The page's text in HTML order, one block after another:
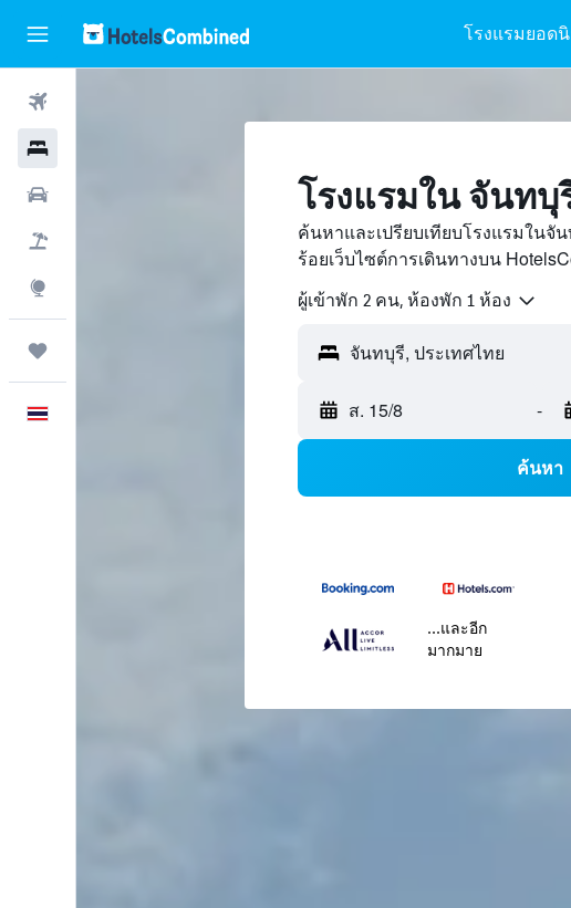
โรงแรมยอด
โรงแรมใน จันทบุ
ค้นหาและเปรียบเทียบโรงแรมในจั
ร้อยเว็บไซต์การเดินทางบน
ผู้เข้าพัก 2 คน, ห้องพัก 1 ห้อง
จันทบุรี, ประเทศไทย
ส. 15/8 -
ค้นหา
...และอีก
มากมาย